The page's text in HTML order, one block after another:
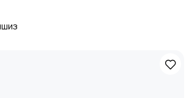
и крупный опт (B2B)